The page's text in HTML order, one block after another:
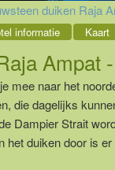
duiken Raja
informatie Kaart
Ampat
mee naar het
die dagelijks
Dampier Strait
het duiken door is